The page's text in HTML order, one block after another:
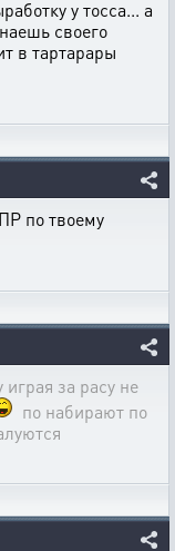
у тосса... а
своего
в тартарары
по твоему
за расу не
по набирают по